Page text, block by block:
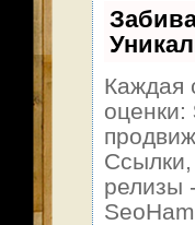
Каждая
оценки:
Ссылки,
релизы